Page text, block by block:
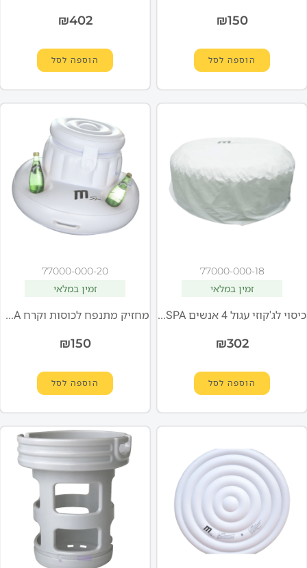
₪150
הוספה לסל
₪402
הוספה לסל
77000-000-18
זמין במלאי
כיסוי לג'קוזי עגול 4 אנשים MSPA
₪302
הוספה לסל
77000-000-20
זמין במלאי
מחזיק מתנפח לכוסות וקרח MSPA
₪150
הוספה לסל